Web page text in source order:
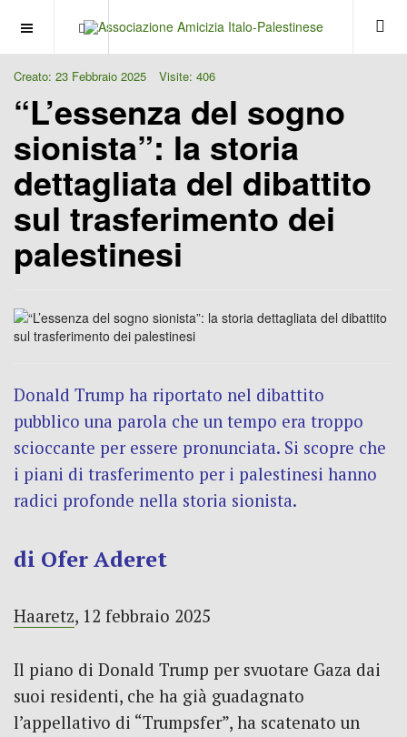
OFF CANVAS
Creato: 23 Febbraio 2025 Visite: 406
“L’essenza del sogno
sionista”: la storia
dettagliata del dibattito
sul trasferimento dei
palestinesi
Donald Trump ha riportato nel dibattito
pubblico una parola che un tempo era troppo
scioccante per essere pronunciata. Si scopre che
i piani di trasferimento per i palestinesi hanno
radici profonde nella storia sionista.
di Ofer Aderet
Haaretz, 12 febbraio 2025
Il piano di Donald Trump per svuotare Gaza dai
suoi residenti, che ha già guadagnato
l’appellativo di “Trumpsfer”, ha scatenato un